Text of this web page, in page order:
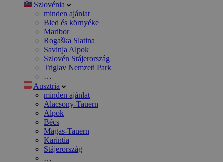
Szlovénia
minden ajánlat
Bled és környéke
Maribor
Rogaška Slatina
Savinja Alpok
Szlovén Stájerország
Triglav Nemzeti Park
…
Ausztria
minden ajánlat
Alacsony-Tauern
Alpok
Bécs
Magas-Tauern
Karintia
Stájerország
…